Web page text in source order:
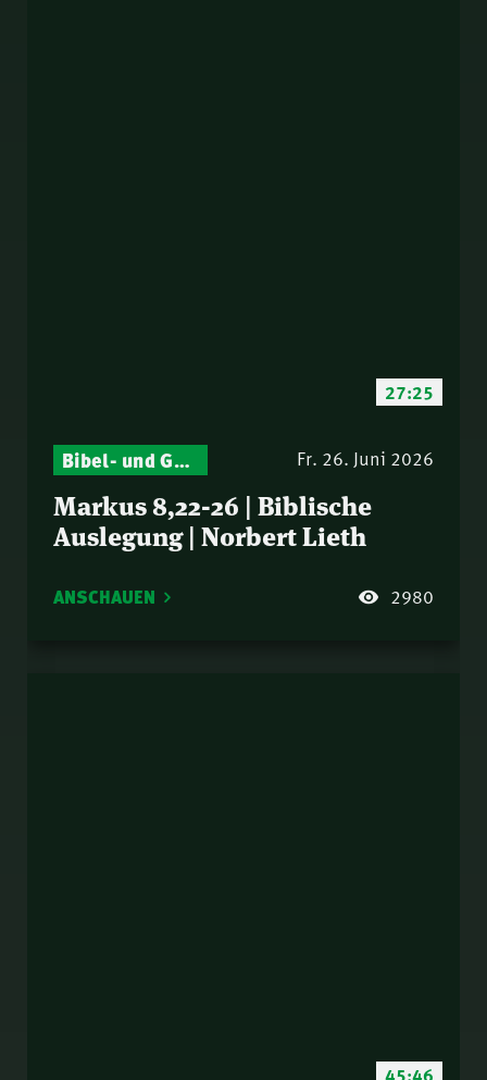
27:25
Bibel- und Gebetsstunde – Jeden Donnerstag neu: Vers-für-Vers-Auslegungen Fr. 26. Juni 2026
Markus 8,22-26 | Biblische
Auslegung | Norbert Lieth
ANSCHAUEN 2980
45:46